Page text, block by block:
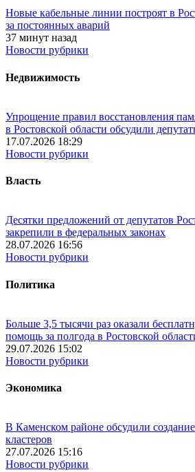
Новые кабельные линии построят в
за постоянных аварий
37 минут назад
Новости рубрики
Недвижимость
Упрощение правил восстановления
в Ростовской области обсудили
17.07.2026 18:29
Новости рубрики
Власть
Десятки предложений от депутатов
закрепили в федеральных законах
28.07.2026 16:56
Новости рубрики
Политика
Больше 3,5 тысячи раз оказали
помощь за полгода в Ростовской
29.07.2026 15:02
Новости рубрики
Экономика
В Каменском районе обсудили
кластеров
27.07.2026 15:16
Новости рубрики